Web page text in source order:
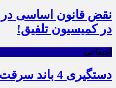
نقض قانون اساسی در
در کمیسیون تلفیق!
اجتماعی
دستگیری 4 باند سرقت در خراسان جنوبی